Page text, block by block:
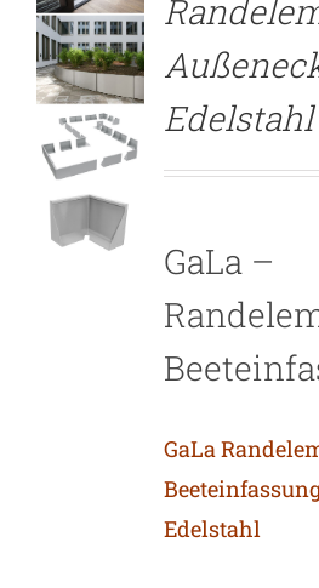
Edelstahl
GaLa –
GaLa
Edelstahl